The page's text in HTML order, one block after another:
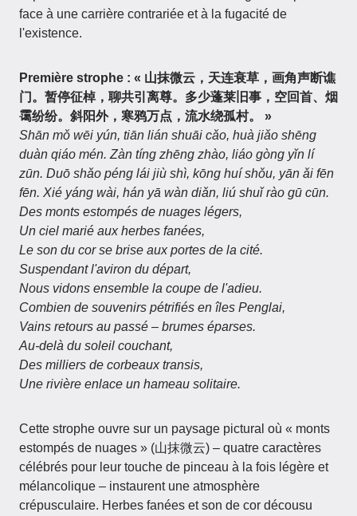
face à une carrière contrariée et à la fugacité de
l'existence.
Première strophe : « 山抹微云，天连衰草，画角声断谯
门。暂停征棹，聊共引离尊。多少蓬莱旧事，空回首、烟
霭纷纷。斜阳外，寒鸦万点，流水绕孤村。 »
Shān mǒ wēi yún, tiān lián shuāi cǎo, huà jiǎo shēng
duàn qiáo mén. Zàn tíng zhēng zhào, liáo gòng yǐn lí
zūn. Duō shǎo péng lái jiù shì, kōng huí shǒu, yān ǎi fēn
fēn. Xié yáng wài, hán yā wàn diǎn, liú shuǐ rào gū cūn.
Des monts estompés de nuages légers,
Un ciel marié aux herbes fanées,
Le son du cor se brise aux portes de la cité.
Suspendant l'aviron du départ,
Nous vidons ensemble la coupe de l'adieu.
Combien de souvenirs pétrifiés en îles Penglai,
Vains retours au passé – brumes éparses.
Au-delà du soleil couchant,
Des milliers de corbeaux transis,
Une rivière enlace un hameau solitaire.
Cette strophe ouvre sur un paysage pictural où « monts
estompés de nuages » (山抹微云) – quatre caractères
célébrés pour leur touche de pinceau à la fois légère et
mélancolique – instaurent une atmosphère
crépusculaire. Herbes fanées et son de cor décousu